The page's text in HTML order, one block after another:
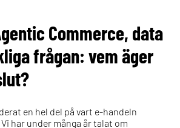
Commerce, data
frågan: vem äger
en hel del på vart e-handeln
har under många år talat om